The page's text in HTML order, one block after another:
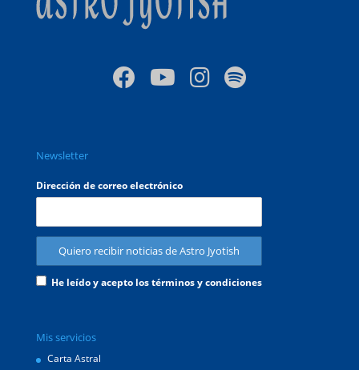
Newsletter
Dirección de correo electrónico
He leído y acepto los términos y condiciones
Mis servicios
Carta Astral